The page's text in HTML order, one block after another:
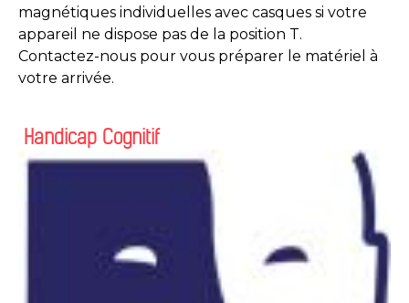
magnétiques individuelles avec casques si votre
appareil ne dispose pas de la position T.
Contactez-nous pour vous préparer le matériel à
votre arrivée.
Handicap Cognitif